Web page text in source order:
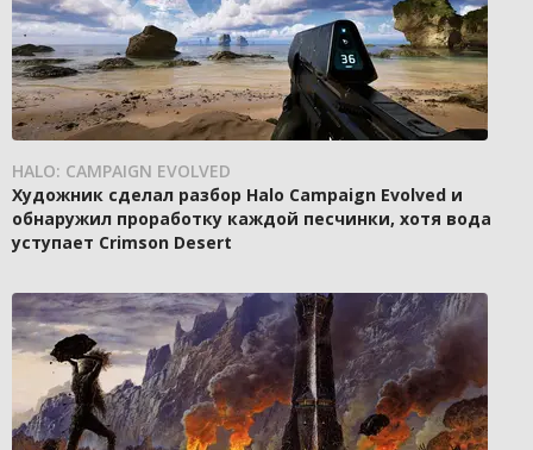
HALO: CAMPAIGN EVOLVED
Художник сделал разбор Halo Campaign Evolved и
обнаружил проработку каждой песчинки, хотя вода
уступает Crimson Desert